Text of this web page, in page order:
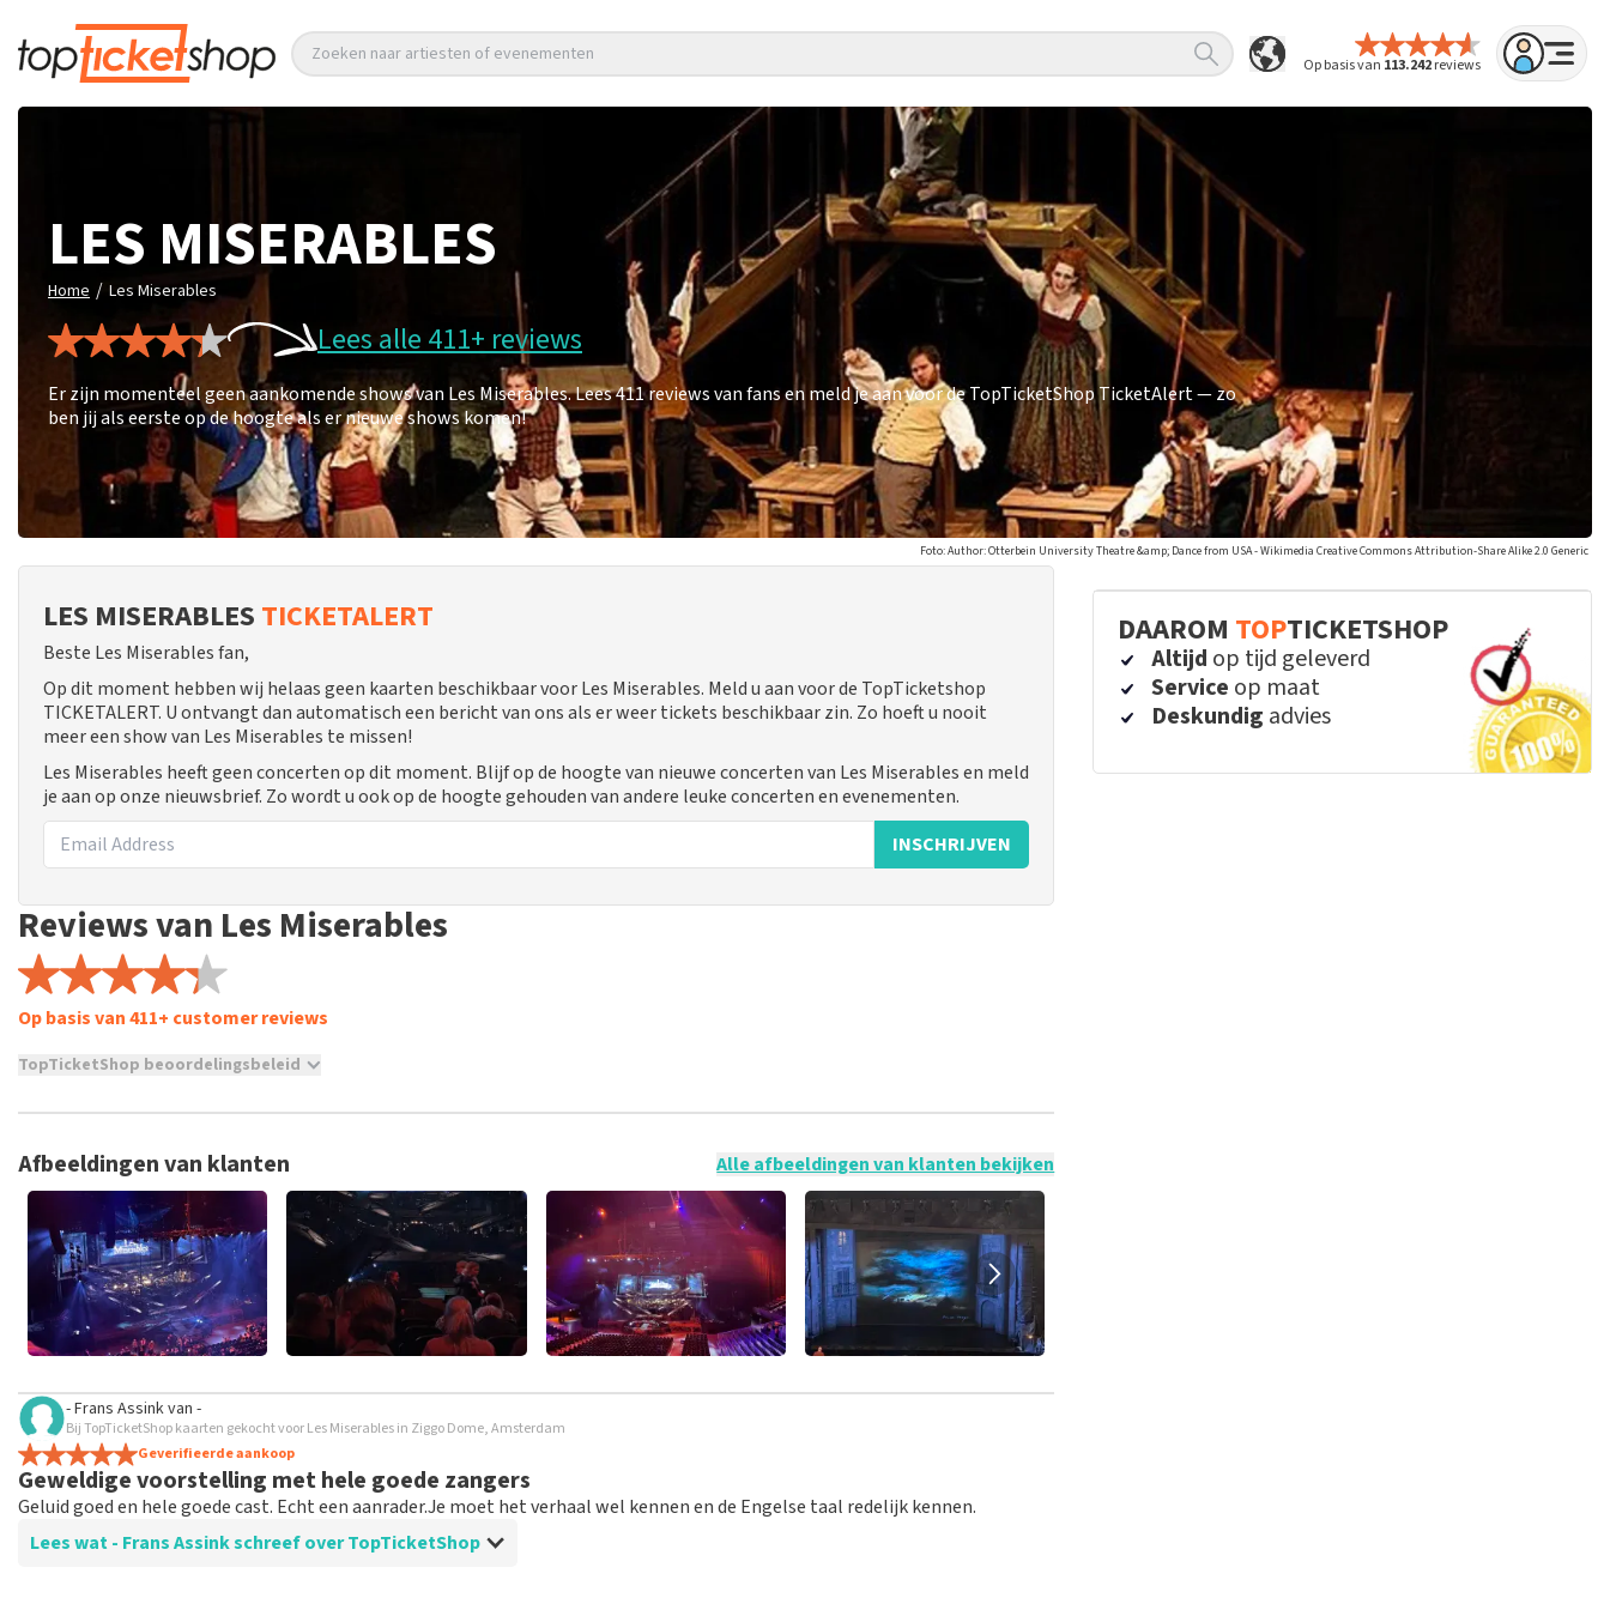
Op basis van 113.242reviews
Zoeken naar artiesten of evenementen
LES MISERABLES
Home / Les Miserables
Lees alle 411+ reviews
Er zijn momenteel geen aankomende shows van Les Miserables. Lees 411 reviews van fans en meld je aan voor de TopTicketShop TicketAlert — zo
ben jij als eerste op de hoogte als er nieuwe shows komen!
Foto: Author: Otterbein University Theatre &amp; Dance from USA - Wikimedia Creative Commons Attribution-Share Alike 2.0 Generic
LES MISERABLES TICKETALERT
Beste Les Miserables fan,
Op dit moment hebben wij helaas geen kaarten beschikbaar voor Les Miserables. Meld u aan voor de TopTicketshop
TICKETALERT. U ontvangt dan automatisch een bericht van ons als er weer tickets beschikbaar zin. Zo hoeft u nooit
meer een show van Les Miserables te missen!
Les Miserables heeft geen concerten op dit moment. Blijf op de hoogte van nieuwe concerten van Les Miserables en meld
je aan op onze nieuwsbrief. Zo wordt u ook op de hoogte gehouden van andere leuke concerten en evenementen.
INSCHRIJVEN
Reviews van Les Miserables
Op basis van 411+ customer reviews
TopTicketShop beoordelingsbeleid
TopTicketShop verzamelt reviews van echte klanten. Het is niet mogelijk om een review achter te laten als je geen tickets
weken duren voordat een review wordt geplaatst.
Afbeeldingen van klanten Alle afbeeldingen van klanten bekijken
- Frans Assinkvan -
Bij TopTicketShop kaarten gekocht voor Les Miserables in Ziggo Dome, Amsterdam
Geverifieerde aankoop
Geweldige voorstelling met hele goede zangers
Geluid goed en hele goede cast. Echt een aanrader.Je moet het verhaal wel kennen en de Engelse taal redelijk kennen.
Lees wat - Frans Assink schreef over TopTicketShop
DAAROM TOPTICKETSHOP
Altijd op tijd geleverd
Service op maat
Deskundig advies